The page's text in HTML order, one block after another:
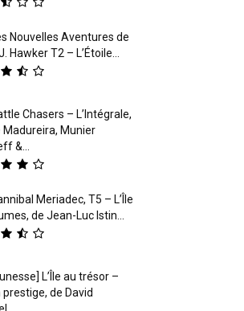
Nouvelles Aventures de
Hawker T2 – L’Étoile...
Chasers – L’Intégrale,
Madureira, Munier
&...
Meriadec, T5 – L’Île
de Jean-Luc Istin...
L’Île au trésor –
de David